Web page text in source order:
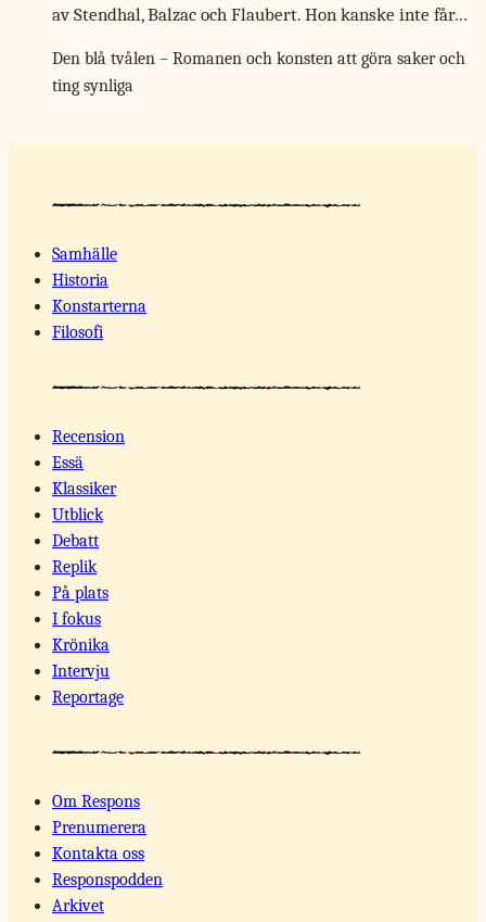
av Stendhal, Balzac och Flaubert. Hon kanske inte får…
Den blå tvålen – Romanen och konsten att göra saker och
ting synliga
Samhälle
Historia
Konstarterna
Filosofi
Recension
Essä
Klassiker
Utblick
Debatt
Replik
På plats
I fokus
Krönika
Intervju
Reportage
Om Respons
Prenumerera
Kontakta oss
Responspodden
Arkivet